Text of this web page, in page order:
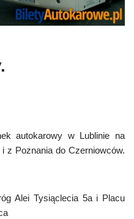
autokarowy w Lublinie na
z Poznania do Czerniowców.
Alei Tysiąclecia 5a i Placu